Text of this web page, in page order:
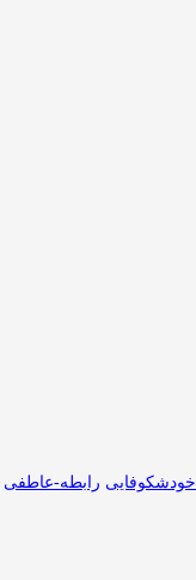
خودشکوفایی رابطه-عاطفی